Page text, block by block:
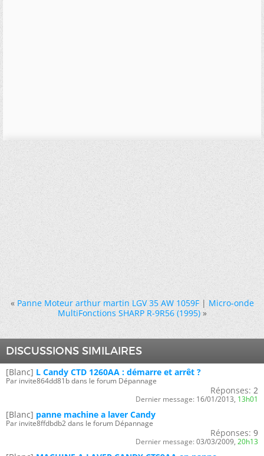
« Panne Moteur arthur martin LGV 35 AW 1059F|Micro-onde
MultiFonctions SHARP R-9R56 (1995) »
DISCUSSIONS SIMILAIRES
[Blanc] L Candy CTD 1260AA : démarre et arrêt ?
Par invite864dd81b dans le forum Dépannage
Réponses: 2
Dernier message: 16/01/2013, 13h01
[Blanc] panne machine a laver Candy
Par invite8ffdbdb2 dans le forum Dépannage
Réponses: 9
Dernier message: 03/03/2009, 20h13